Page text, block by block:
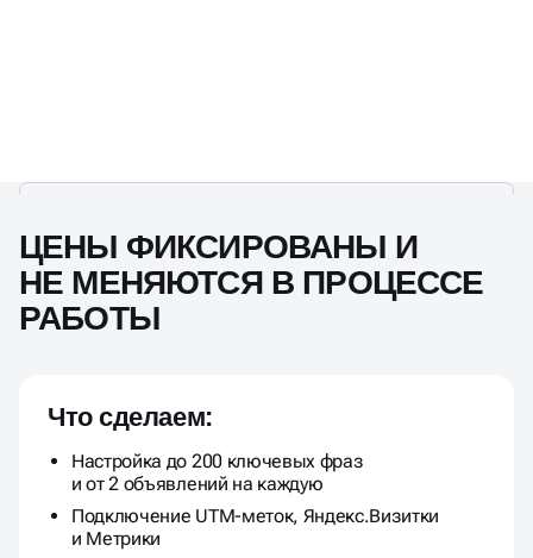
ЦЕНЫ ФИКСИРОВАНЫ И
НЕ МЕНЯЮТСЯ В ПРОЦЕССЕ
РАБОТЫ
Что сделаем:
Настройка до 200 ключевых фраз
и от 2 объявлений на каждую
Подключение UTM-меток, Яндекс.Визитки
и Метрики